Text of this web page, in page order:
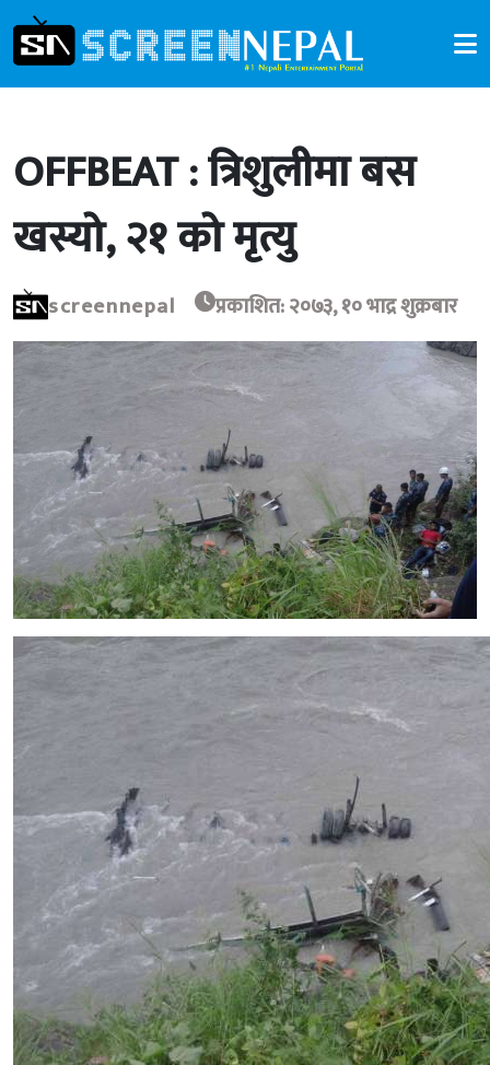
OFFBEAT : त्रिशुलीमा बस
खस्यो, २१ को मृत्यु
screennepal प्रकाशित: २०७३, १० भाद्र शुक्रबार